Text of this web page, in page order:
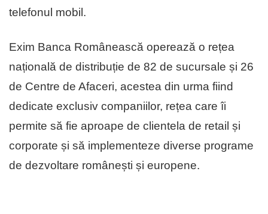
telefonul mobil.
Exim Banca Românească operează o rețea
națională de distribuție de 82 de sucursale și 26
de Centre de Afaceri, acestea din urma fiind
dedicate exclusiv companiilor, rețea care îi
permite să fie aproape de clientela de retail și
corporate și să implementeze diverse programe
de dezvoltare românești și europene.